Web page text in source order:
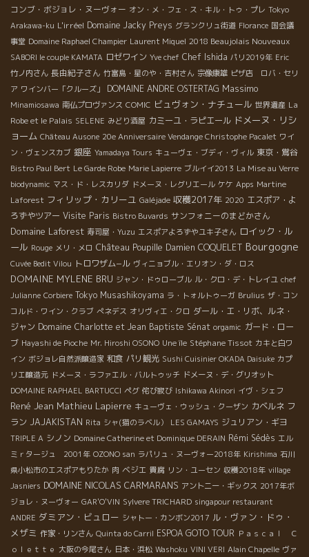
コンブ・ボジョレ・ヌーヴォー オン・メ・フェ・ス・キル・トゥ・プレ Tokyo
Arakawa-ku L'irréel Domaine Jacky Preys グランクリュ街道 Florance 国会議
事堂 Domaine Raphael Champier Laurent Miquel 2018 Beaujolais Nouveaux
SABORI le couple KAMATA ロゼワイン Yve chef Chef Ishida パリ2019年 Eric
竹ノ内さん 長由紀子さん 竹富島・星のや・吉村さん 宗像康雄 ピザ店 ロバ・セリ
ア ワインバー「クルーズ」 DOMAINE ANDRE OSTERTAG Massimo
Minamiosawa 南仏プロヴァンス COMIC ビュヴォン・ナチュール 世界遺産 La
Robe et le Palais SELENE みどり酒屋 カミーユ・ラピエール ドメーヌ・リシ
ョーム Château Ausone 20e Anniversaire Vendange Christophe Pacalet ワイ
ン・ヴェンスカブ 銀座 Yamadaya Tours キューヴェ・ブディ・ヴィル 東京・鴬谷
Bistro Paul Bert Le Garde Robe Marie Lapierre ブルイイ2013 La Mise au Verre
biodynamic マス・ド・レスカリダ ドメーヌ・レグリエール ケケ Apps Martine
Laforest フィリップ・カリーユ Galéjade 収穫2017年 2020 エスポア・よ
ろずやツアー Visite Paris Bistro Buvards サンフォニーのまどかさん
Domaine Laforest 寿司屋・Yuzu エスポアよろずやユキ子さん ロイック・ル
ール Rouge メリ・メロ Château Poupille Damien COQUELET Bourgogne
Cuvée Bedit Vilou トロワザム−ル ヴィニョブル・エリオン・ダ・ロス
DOMAINE MYLENE BRU ジャン・ドゥローブル ル・クロ・デ・トレイユ chef
Julianne Corbiere Tokyo Musashikoyama ラ・トォルトゥーガ Brulius ザ・コン
コルド・ワイン・クラブ ぺネデス オリヴィエ・クロ ダール・エ・リボ、ルネ・
ジャン Domaine Charlotte et Jean Baptiste Sénat orgamic ガード・ロー
ブ Hayashi de Pioche Mr. Hiroshi OSONO Une île Stéphane Tissot カキと白ワ
イン ボジョレ自然派醸造家 和食 パリ観光 Sushi Cuisinier OKADA Daisuke カプ
リエ醸造元 ドメーヌ・ラファエル・バルトゥッチ ドメーヌ・デ・グリオット
DOMAINE RAPHAEL BARTUCCI ペグ 侘び寂び Ishikawa Akinori イヴ・シェフ
René Jean Mathieu Lapierre キューヴェ・ウッシュ・クーザン カベルネ フ
ラン JAJAKISTAN Rita シャ(猫のラベル） LES GAMAYS ジュリアン・ギヨ
TRIPLE A シノン Domaine Catherine et Dominique DERAIN Rémi Sédès エル
ミｒタージュ 2001年 OZONO san ラパリュ・ヌーヴォー2018年 Kirishima 石川
県小松市のエスポアもりたか 肉 ベジエ 貴腐 リン・ユーセン 収穫2018年 village
Jasniers DOMAINE NICOLAS CARMARANS アントニー・ギックス 2017年ボ
ジョレ・ヌーヴォー GAR'O'VIN Sylvere TRICHARD singapour restaurant
ANDRE ダミアン・ビュロー シャトー・カンボン2017 ル・ヴァン・ドゥ・
メザミ 作家・リンさん Quinta do Carril ESPOA GOTO TOUR Ｐａｓｃａｌ Ｃ
ｏｌｅｔｔｅ 大阪の今尾さん 日本・浜松 Washoku VINI VERI Alain Chapelle ヴァ